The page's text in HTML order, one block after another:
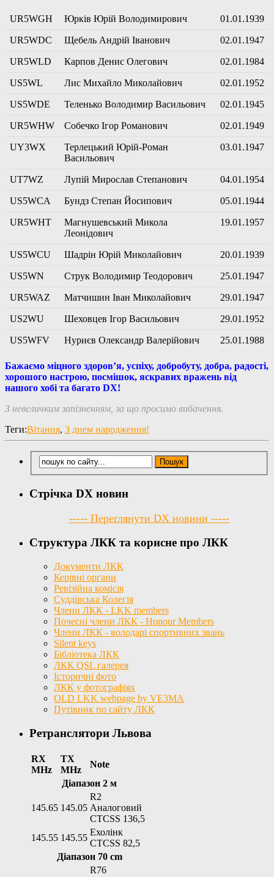
UR5WGH Юрків Юрiй Володимирович 01.01.1939
UR5WDC Щебель Андрій Іванович 02.01.1947
UR5WLD Карпов Денис Олегович 02.01.1984
US5WL Лис Михайло Миколайович 02.01.1952
US5WDE Теленько Володимир Васильович 02.01.1945
UR5WHW Собечко Ігор Романович 02.01.1949
UY3WX
Терлецький Юрій-Роман
Васильович
03.01.1947
UT7WZ Лупій Мирослав Степанович 04.01.1954
US5WCA Бундз Степан Йосипович 05.01.1944
UR5WHT
Магнушевський Микола
Леонідович
19.01.1957
US5WCU Шадрін Юрій Миколайович 20.01.1939
US5WN Струк Володимир Теодорович 25.01.1947
UR5WAZ Матчишин Іван Миколайович 29.01.1947
US2WU Шеховцев Ігор Васильович 29.01.1952
US5WFV Нуриєв Олександр Валерійович 25.01.1988
Бажаємо міцного здоров’я, успіху, добробуту, добра, радості,
хорошого настрою, посмішок, яскравих вражень від
нашого хобі та багато DX!
З невеличким запізненням, за що просимо вибачення.
Теги:Вітання, З днем народження!
Стрічка DX новин
----- Переглянути DX новини -----
Структура ЛКК та корисне про ЛКК
Документи ЛКК
Керівні органи
Ревізійна комісія
Суддівська Колегія
Члени ЛКК - LKK members
Почесні члени ЛКК - Honour Members
Члени ЛКК - володарі спортивних звань
Silent keys
Бібліотека ЛКК
ЛКК QSL галерея
Історичні фото
ЛКК у фотографіях
OLD LKK webpage by VE3MA
Путівник по сайту ЛКК
Ретранслятори Львова
RX
MHz
TX
MHz
Note
Діапазон 2 м
145.65 145.05
R2
Аналоговий
CTCSS 136,5
145.55 145.55
Ехолінк
CTCSS 82,5
Діапазон 70 cm
R76